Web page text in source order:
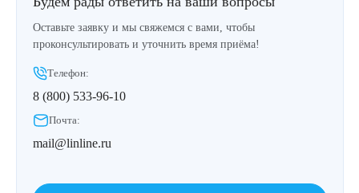
Оставьте заявку и мы свяжемся с вами, чтобы
проконсультировать и уточнить время приёма!
Телефон:
8 (800) 533-96-10
Почта:
mail@linline.ru
Лазерная подтяжка кожи живота
Лазерная подтяжка кожи на бедрах и коленях
Лазерное омоложение груди